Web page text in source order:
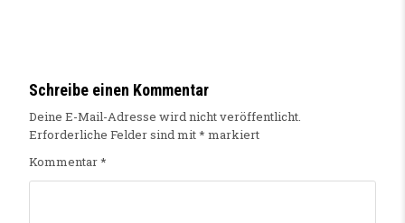
Schreibe einen Kommentar
Deine E-Mail-Adresse wird nicht veröffentlicht.
Erforderliche Felder sind mit* markiert
Kommentar*